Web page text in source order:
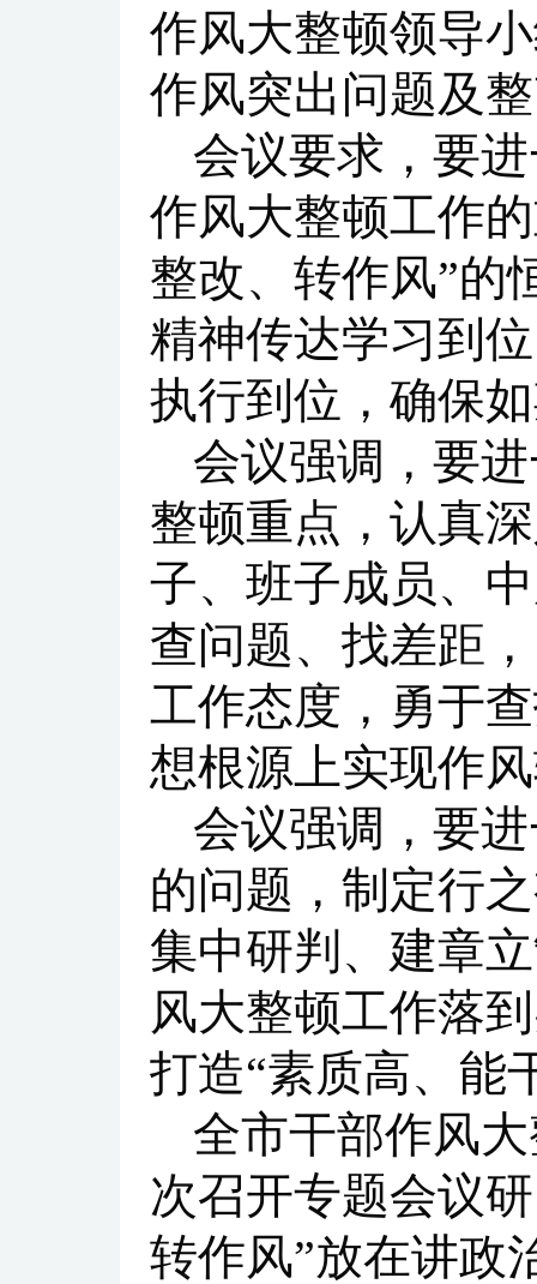
作风大整顿领导
作风突出问题及
会议要求，要
作风大整顿工作
整改、转作风”的
精神传达学习到
执行到位，确保
会议强调，要
整顿重点，认真
子、班子成员、
查问题、找差距
工作态度，勇于
想根源上实现作
会议强调，要
的问题，制定行
集中研判、建章
风大整顿工作落
打造“素质高、能
全市干部作风
次召开专题会议
转作风”放在讲政